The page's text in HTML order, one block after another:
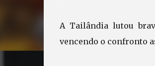
A Tailândia lutou
vencendo o confronto